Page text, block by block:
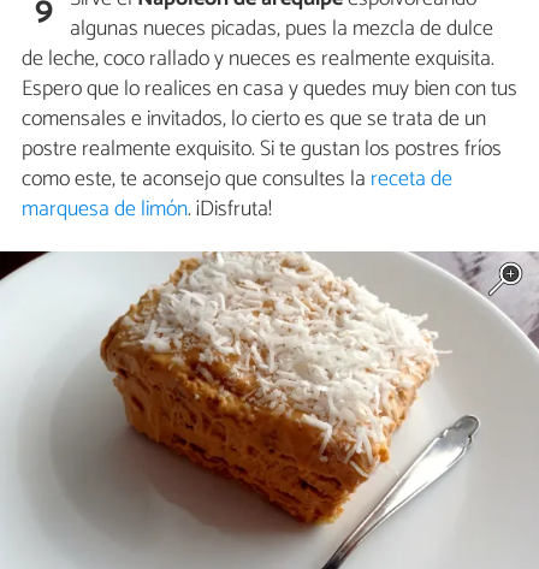
algunas nueces picadas, pues la mezcla de dulce
de leche, coco rallado y nueces es realmente exquisita.
Espero que lo realices en casa y quedes muy bien con tus
comensales e invitados, lo cierto es que se trata de un
postre realmente exquisito. Si te gustan los postres fríos
como este, te aconsejo que consultes la receta de
marquesa de limón. ¡Disfruta!